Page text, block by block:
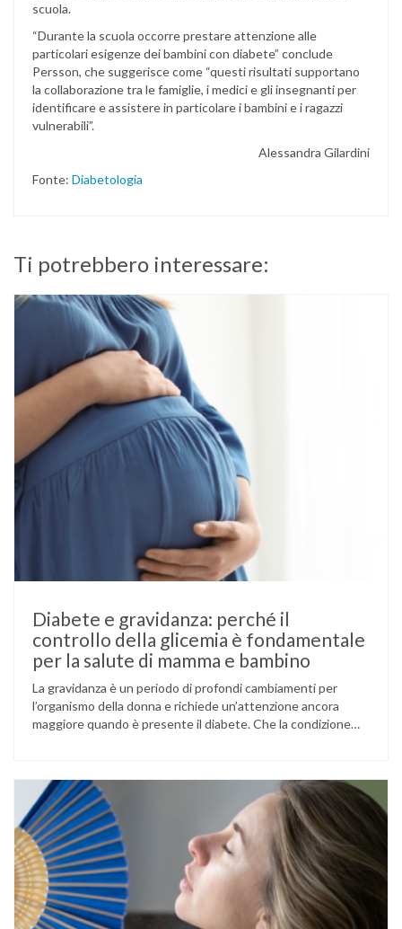
scuola.
“Durante la scuola occorre prestare attenzione alle
particolari esigenze dei bambini con diabete” conclude
Persson, che suggerisce come “questi risultati supportano
la collaborazione tra le famiglie, i medici e gli insegnanti per
identificare e assistere in particolare i bambini e i ragazzi
vulnerabili”.
Alessandra Gilardini
Fonte: Diabetologia
Ti potrebbero interessare:
Diabete e gravidanza: perché il
controllo della glicemia è fondamentale
per la salute di mamma e bambino
La gravidanza è un periodo di profondi cambiamenti per
l’organismo della donna e richiede un’attenzione ancora
maggiore quando è presente il diabete. Che la condizione
volta durante la gestazione (diabete gestazionale),
mantenere …